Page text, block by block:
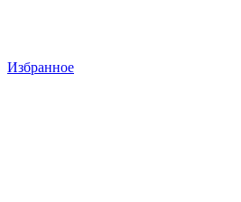
Избранное